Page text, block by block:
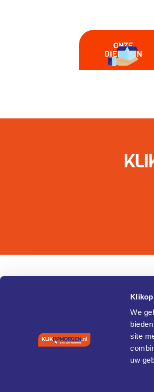
We
site
uw
ONZE
DIENSTEN
Agenda
Vaardigheden en training